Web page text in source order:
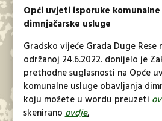
Opći uvjeti isporuke
dimnjačarske usluge
Gradsko vijeće Grada Duge Rese
održanoj 24.6.2022. donijelo je
prethodne suglasnosti na Opće
komunalne usluge obavljanja
koju možete u wordu preuzeti
skeniranoovdje.